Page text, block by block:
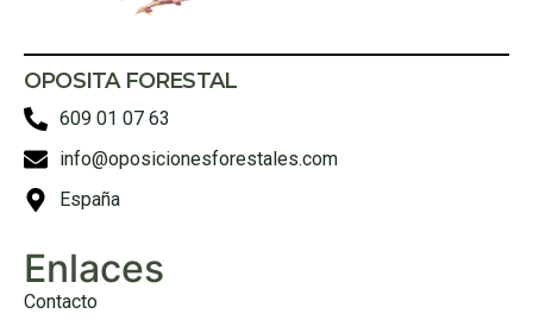
OPOSITA FORESTAL
609 01 07 63
info@oposicionesforestales.com
España
Enlaces
Contacto